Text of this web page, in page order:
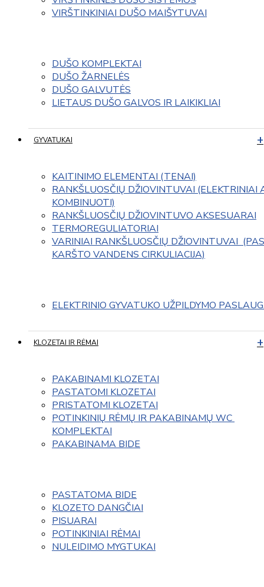
VIRŠTINKINIAI DUŠO MAIŠYTUVAI
DUŠO KOMPLEKTAI
DUŠO ŽARNELĖS
DUŠO GALVUTĖS
LIETAUS DUŠO GALVOS IR LAIKIKLIAI
GYVATUKAI
KAITINIMO ELEMENTAI (TENAI)
RANKŠLUOSČIŲ DŽIOVINTUVAI (ELEKTRINIAI
KOMBINUOTI)
RANKŠLUOSČIŲ DŽIOVINTUVO AKSESUARAI
TERMOREGULIATORIAI
VARINIAI RANKŠLUOSČIŲ DŽIOVINTUVAI
KARŠTO VANDENS CIRKULIACIJA)
ELEKTRINIO GYVATUKO UŽPILDYMO
KLOZETAI IR RĖMAI
PAKABINAMI KLOZETAI
PASTATOMI KLOZETAI
PRISTATOMI KLOZETAI
POTINKINIŲ RĖMŲ IR PAKABINAMŲ WC
KOMPLEKTAI
PAKABINAMA BIDE
PASTATOMA BIDE
KLOZETO DANGČIAI
PISUARAI
POTINKINIAI RĖMAI
NULEIDIMO MYGTUKAI